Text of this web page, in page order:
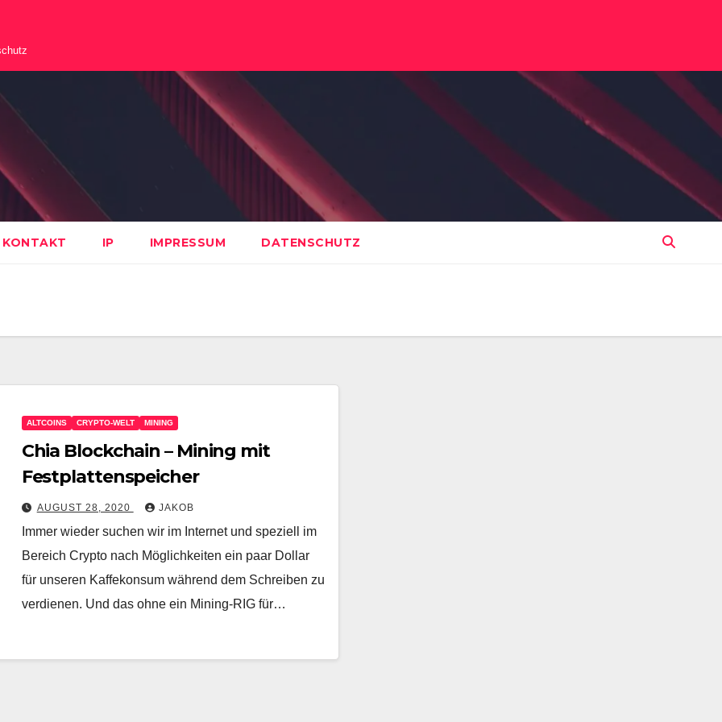
KONTAKT IP IMPRESSUM DATENSCHUTZ
ALTCOINS CRYPTO-WELT MINING
Chia Blockchain – Mining mit
Festplattenspeicher
AUGUST 28, 2020 JAKOB
Immer wieder suchen wir im Internet und speziell im
Bereich Crypto nach Möglichkeiten ein paar Dollar
für unseren Kaffekonsum während dem Schreiben zu
verdienen. Und das ohne ein Mining-RIG für…